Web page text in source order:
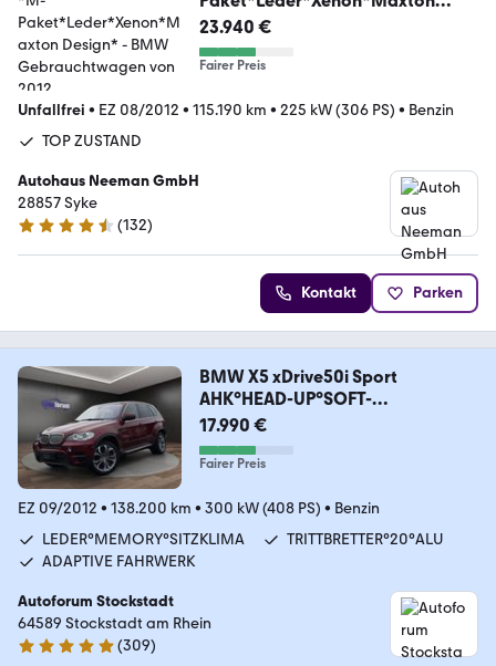
Design*
23.940 €
Fairer Preis
Unfallfrei • EZ 08/2012 • 115.190 km • 225 kW (306 PS) • Benzin
TOP ZUSTAND
Autohaus Neeman GmbH
28857 Syke
4.7 Sterne
(132)
Kontakt Parken
BMW X5 xDrive50i Sport
AHK°HEAD-UP°SOFT-
CLOSE°KAMERA
17.990 €
Fairer Preis
EZ 09/2012 • 138.200 km • 300 kW (408 PS) • Benzin
LEDER°MEMORY°SITZKLIMA
TRITTBRETTER°20°ALU
ADAPTIVE FAHRWERK
Autoforum Stockstadt
64589 Stockstadt am Rhein
4.8 Sterne
(309)